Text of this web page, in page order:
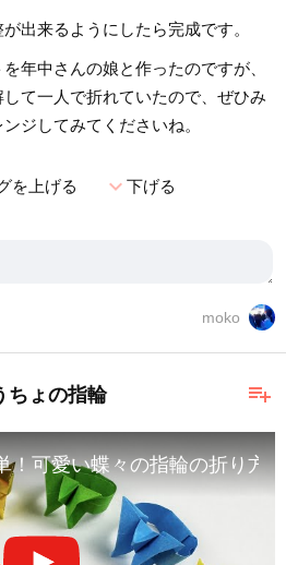
出来るようにしたら完成です。
年中さんの娘と作ったのですが、
て一人で折れていたので、ぜひみ
ジしてみてくださいね。
を上げる expand_more下げる
moko
playlist_add
ちょの指輪
！可愛い蝶々の指輪の折り方